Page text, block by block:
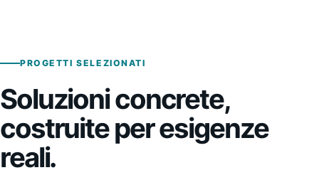
PROGETTI SELEZIONATI
Soluzioni concrete,
costruite per esigenze
reali.